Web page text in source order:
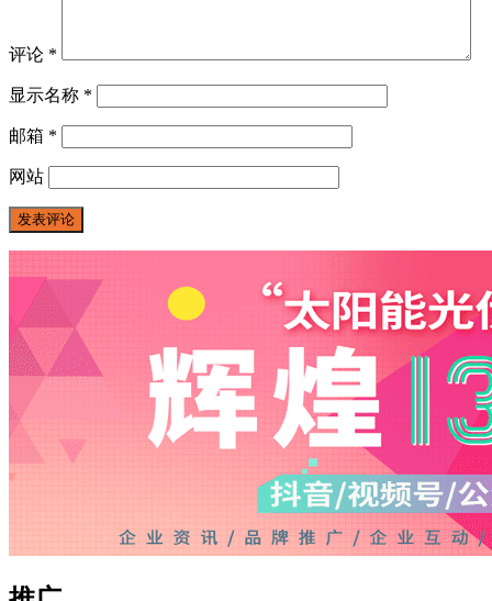
评论 *
显示名称 *
邮箱 *
网站